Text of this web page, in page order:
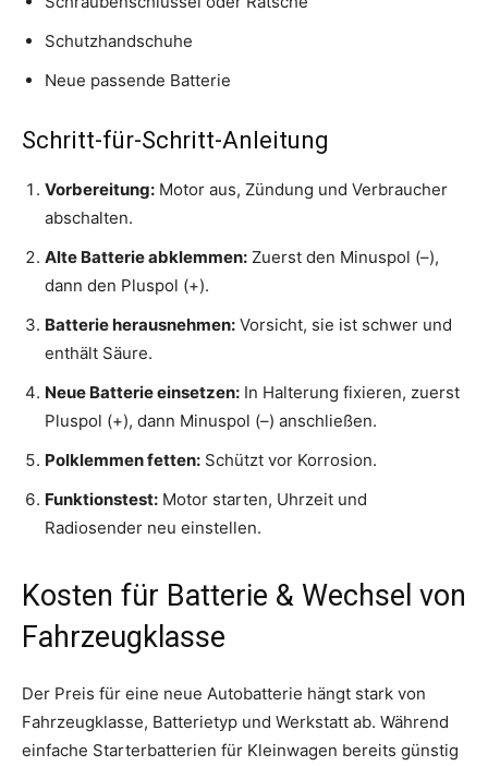
Schutzhandschuhe
Neue passende Batterie
Schritt-für-Schritt-Anleitung
Vorbereitung: Motor aus, Zündung und Verbraucher
abschalten.
Alte Batterie abklemmen: Zuerst den Minuspol (–),
dann den Pluspol (+).
Batterie herausnehmen: Vorsicht, sie ist schwer und
enthält Säure.
Neue Batterie einsetzen: In Halterung fixieren, zuerst
Pluspol (+), dann Minuspol (–) anschließen.
Polklemmen fetten: Schützt vor Korrosion.
Funktionstest: Motor starten, Uhrzeit und
Radiosender neu einstellen.
Kosten für Batterie & Wechsel von
Fahrzeugklasse
Der Preis für eine neue Autobatterie hängt stark von
Fahrzeugklasse, Batterietyp und Werkstatt ab. Während
einfache Starterbatterien für Kleinwagen bereits günstig